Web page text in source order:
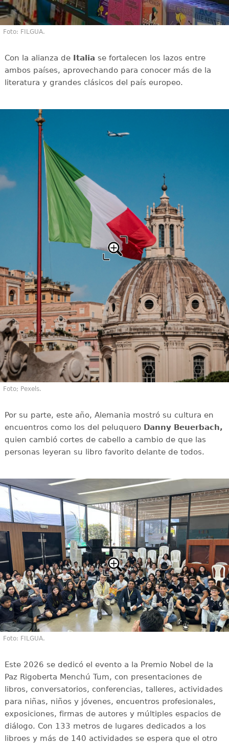
Foto: FILGUA.
Con la alianza deItalia se fortalecen los lazos entre
ambos países, aprovechando para conocer más de la
literatura y grandes clásicos del país europeo.
Foto; Pexels.
Por su parte, este año, Alemania mostró su cultura en
encuentros como los del peluquero Danny Beuerbach,
quien cambió cortes de cabello a cambio de que las
personas leyeran su libro favorito delante de todos.
Foto: FILGUA.
Este 2026 se dedicó el evento a la Premio Nobel de la
Paz Rigoberta Menchú Tum, con presentaciones de
libros, conversatorios, conferencias, talleres, actividades
para niñas, niños y jóvenes, encuentros profesionales,
exposiciones, firmas de autores y múltiples espacios de
diálogo. Con 133 metros de lugares dedicados a los
libroes y más de 140 actividades se espera que el otro